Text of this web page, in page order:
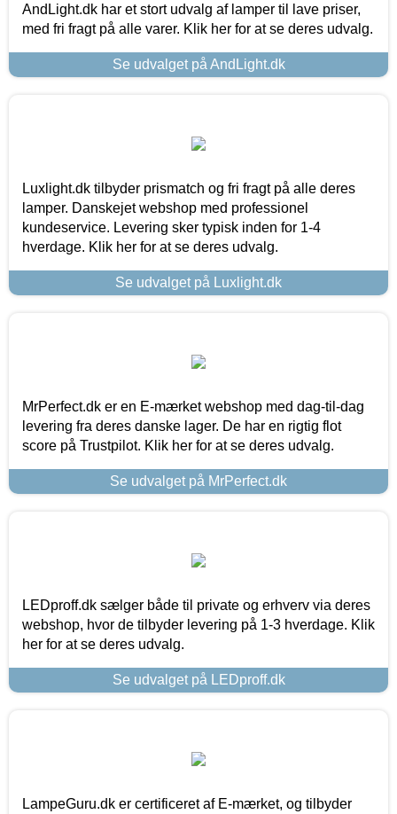
AndLight.dk har et stort udvalg af lamper til lave priser,
med fri fragt på alle varer. Klik her for at se deres udvalg.
Se udvalget på AndLight.dk
Luxlight.dk tilbyder prismatch og fri fragt på alle deres
lamper. Danskejet webshop med professionel
kundeservice. Levering sker typisk inden for 1-4
hverdage. Klik her for at se deres udvalg.
Se udvalget på Luxlight.dk
MrPerfect.dk er en E-mærket webshop med dag-til-dag
levering fra deres danske lager. De har en rigtig flot
score på Trustpilot. Klik her for at se deres udvalg.
Se udvalget på MrPerfect.dk
LEDproff.dk sælger både til private og erhverv via deres
webshop, hvor de tilbyder levering på 1-3 hverdage. Klik
her for at se deres udvalg.
Se udvalget på LEDproff.dk
LampeGuru.dk er certificeret af E-mærket, og tilbyder